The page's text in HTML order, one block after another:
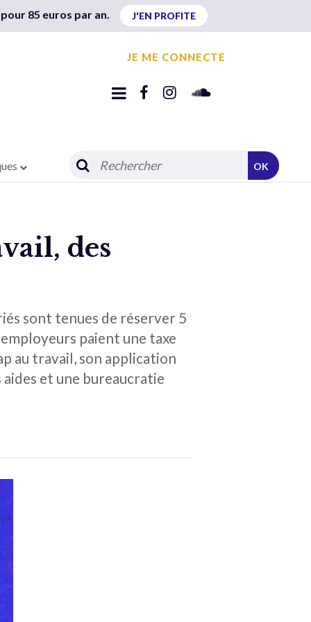
85 euros par an. J'EN PROFITE
JE ME CONNECTE
OK
des
sont tenues de réserver 5
paient une taxe
au travail, son application
aides et une bureaucratie